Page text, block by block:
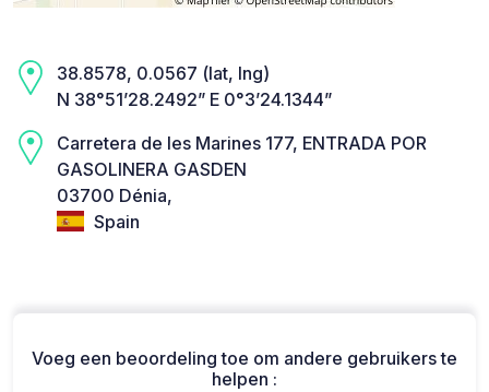
38.8578, 0.0567 (lat, lng)
N 38°51’28.2492” E 0°3’24.1344”
Carretera de les Marines 177, ENTRADA POR
GASOLINERA GASDEN
03700 Dénia,
Spain
Voeg een beoordeling toe om andere gebruikers te
helpen :